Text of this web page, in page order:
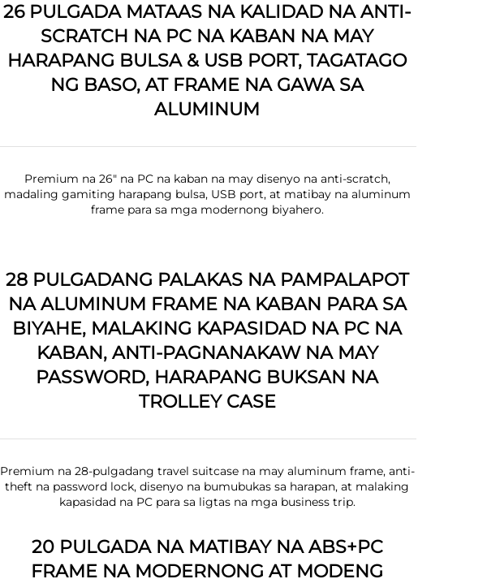
26 PULGADA MATAAS NA KALIDAD NA ANTI-
SCRATCH NA PC NA KABAN NA MAY
HARAPANG BULSA & USB PORT, TAGATAGO
NG BASO, AT FRAME NA GAWA SA
ALUMINUM
Premium na 26" na PC na kaban na may disenyo na anti-scratch,
madaling gamiting harapang bulsa, USB port, at matibay na aluminum
frame para sa mga modernong biyahero.
28 PULGADANG PALAKAS NA PAMPALAPOT
NA ALUMINUM FRAME NA KABAN PARA SA
BIYAHE, MALAKING KAPASIDAD NA PC NA
KABAN, ANTI-PAGNANAKAW NA MAY
PASSWORD, HARAPANG BUKSAN NA
TROLLEY CASE
Premium na 28-pulgadang travel suitcase na may aluminum frame, anti-
theft na password lock, disenyo na bumubukas sa harapan, at malaking
kapasidad na PC para sa ligtas na mga business trip.
20 PULGADA NA MATIBAY NA ABS+PC
FRAME NA MODERNONG AT MODENG